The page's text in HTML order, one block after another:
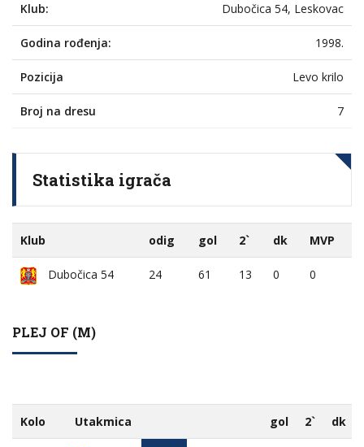
Klub: Dubočica 54, Leskovac
Godina rođenja: 1998.
Pozicija Levo krilo
Broj na dresu 7
Statistika igrača
Klub odig gol 2` dk MVP
Dubočica 54 24 61 13 0 0
PLEJ OF (M)
Kolo Utakmica gol 2` dk